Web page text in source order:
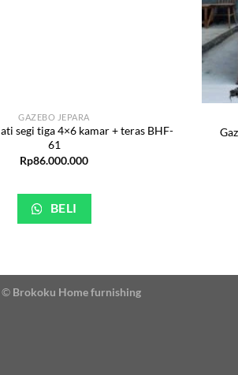
GAZEBO JEPARA
segi tiga 4×6 kamar + teras BHF-
61
Rp86.000.000
BELI
© Brokoku Home furnishing